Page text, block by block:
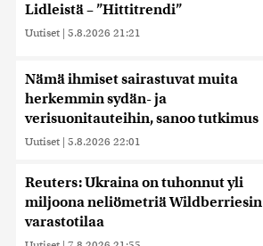
Lidleistä – ”Hittitrendi”
Uutiset | 5.8.2026 21:21
Nämä ihmiset sairastuvat muita
herkemmin sydän- ja
verisuonitauteihin, sanoo tutkimus
Uutiset | 5.8.2026 22:01
Reuters: Ukraina on tuhonnut yli
miljoona neliömetriä Wildberriesin
varastotilaa